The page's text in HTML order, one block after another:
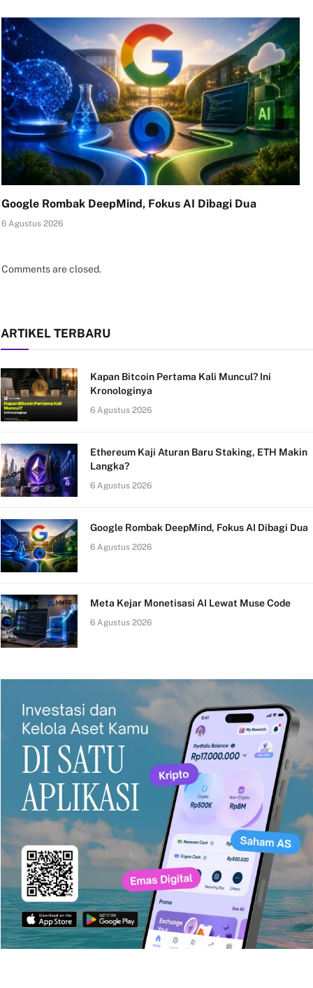
Google Rombak DeepMind, Fokus AI Dibagi Dua
6 Agustus 2026
Comments are closed.
ARTIKEL TERBARU
Kapan Bitcoin Pertama Kali Muncul? Ini
Kronologinya
6 Agustus 2026
Ethereum Kaji Aturan Baru Staking, ETH Makin
Langka?
6 Agustus 2026
Google Rombak DeepMind, Fokus AI Dibagi Dua
6 Agustus 2026
Meta Kejar Monetisasi AI Lewat Muse Code
6 Agustus 2026